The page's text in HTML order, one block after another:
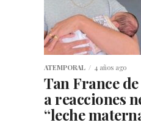
ATEMPORAL 4 años ago
Tan France
a reacciones
“leche